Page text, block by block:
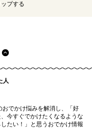
プする
人
おでかけ悩みを解消し、「好
今すぐでかけたくなるような
たい！」と思うおでかけ情報